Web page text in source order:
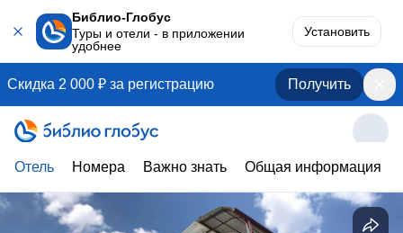
Библио-Глобус
Туры и отели - в приложении
удобнее
Установить
Скидка 2 000 ₽ за регистрацию Получить
Отель Номера Важно знать Общая информация